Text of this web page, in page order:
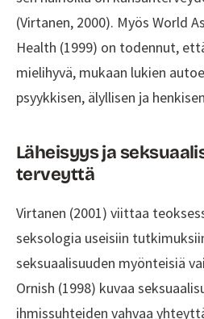
(Virtanen, 2000). Myös World
Health (1999) on todennut,
mielihyvä, mukaan lukien
psyykkisen, älyllisen ja
Läheisyys ja
terveyttä
Virtanen (2001) viittaa
seksologia useisiin
seksuaalisuuden myönteisiä
Ornish (1998) kuvaa
ihmissuhteiden vahvaa